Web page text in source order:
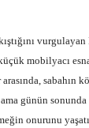
mobilyacı
sabahın
günün
onurunu